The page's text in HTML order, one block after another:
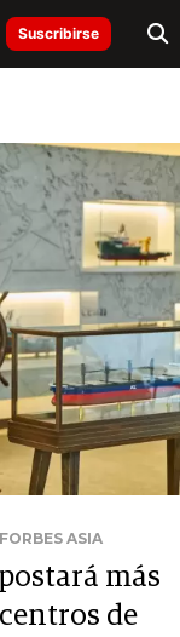
Suscribirse
ASIA
más
de